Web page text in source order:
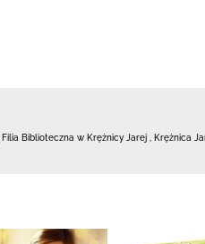
Filia Biblioteczna w Krężnicy Jarej Krężnica